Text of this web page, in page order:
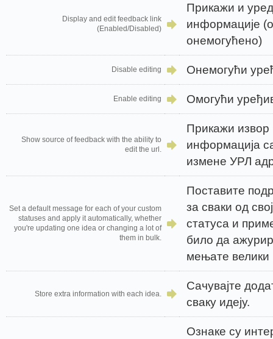
Display and edit feedback link
(Enabled/Disabled)
Прикажи и
информације
онемогућено)
Disable editing Онемогући
Enable editing Омогући
Show source of feedback with the ability to
edit the url.
Прикажи извор
информација
измене УРЛ
Set a default message for each of your custom
statuses and apply it automatically, whether
you're updating one idea or changing a lot of
them in bulk.
Поставите
за сваки од
статуса и
било да
мењате велики
Store extra information with each idea.
Сачувајте
сваку идеју.
Ознаке су